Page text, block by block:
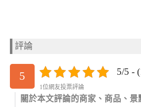
評論
5 5/5 -
1位網友投票評論
關於本文評論的商家、商品、景